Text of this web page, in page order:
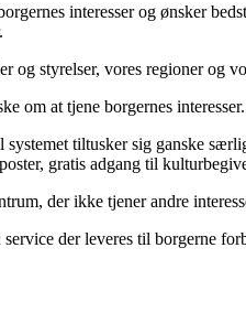
interesser og ønsker
og styrelser, vores regioner og
om at tjene borgernes interesser.
systemet tiltusker sig ganske
gratis adgang til
der ikke tjener andre
der leveres til borgerne